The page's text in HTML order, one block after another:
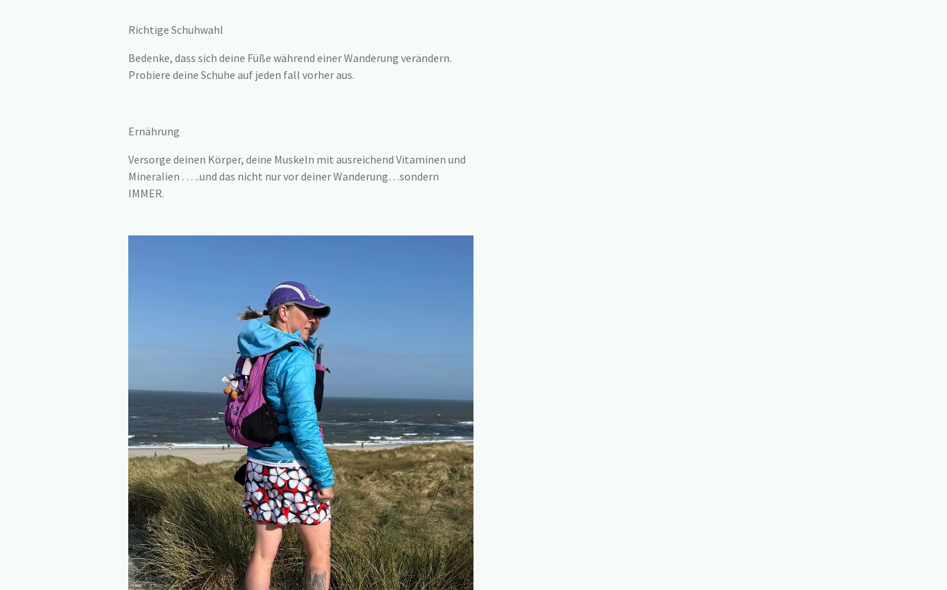
Richtige Schuhwahl
Bedenke, dass sich deine Füße während einer Wanderung verändern.
Probiere deine Schuhe auf jeden fall vorher aus.
Ernährung
Versorge deinen Körper, deine Muskeln mit ausreichend Vitaminen und
Mineralien . ….und das nicht nur vor deiner Wanderung…sondern
IMMER.